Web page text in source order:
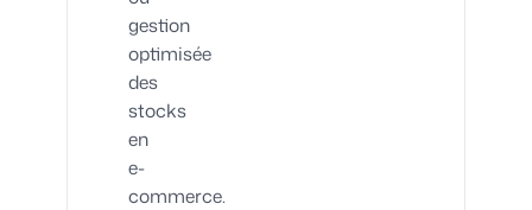
gestion
optimisée
des
stocks
en
e-
commerce.